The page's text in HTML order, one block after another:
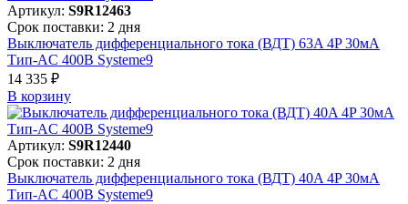
Артикул: S9R12463
Срок поставки: 2 дня
Выключатель дифференциального тока (ВДТ) 63A 4P 30мА
Тип-AC 400В Systeme9
14 335 ₽
В корзинy
Артикул: S9R12440
Срок поставки: 2 дня
Выключатель дифференциального тока (ВДТ) 40A 4P 30мА
Тип-AC 400В Systeme9